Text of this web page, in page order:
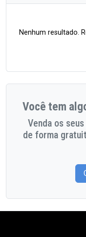
Nenhum resultado.
Você tem
Venda os
de forma